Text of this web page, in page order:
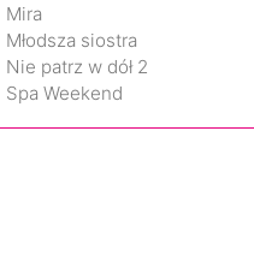
Mira
Młodsza siostra
Nie patrz w dół 2
Spa Weekend